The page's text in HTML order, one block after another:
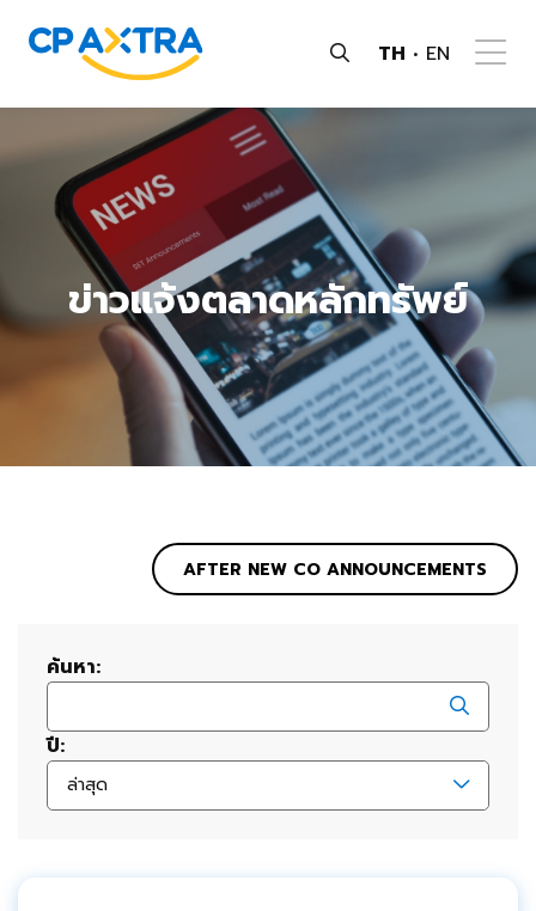
TH EN
ข่าวแจ้งตลาดหลักทรัพย์
AFTER NEW CO ANNOUNCEMENTS
ค้นหา:
ปี:
ล่าสุด